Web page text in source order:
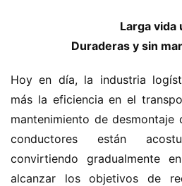
Larga vida
Duraderas y sin
Hoy en día, la industria
más la eficiencia en el
mantenimiento de
conductores están
convirtiendo gradualmente
alcanzar los objetivos de